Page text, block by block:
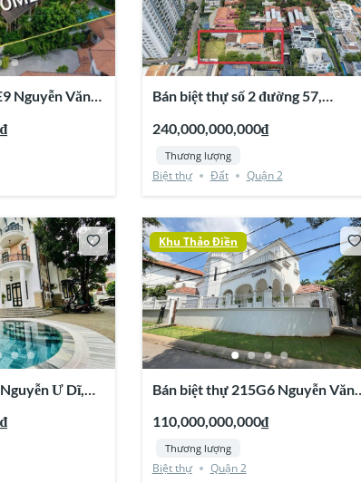
Nguyễn Văn
Bán biệt thự số 2 đường 57,
Điền, Quận 2
240,000,000,000₫
Thương lượng
Biệt thự Đất Quận 2
Ư Dĩ,
Khu Thảo Điền
Bán biệt thự 215G6 Nguyễn Văn
110,000,000,000₫
Thương lượng
Biệt thự Quận 2